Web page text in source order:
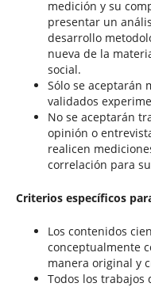
medición y su
presentar un
desarrollo
nueva de la
social.
Sólo se aceptarán
validados
No se aceptarán
opinión o
realicen
correlación para
Criterios específicos
Los contenidos
conceptualmente
manera original y
Todos los trabajos